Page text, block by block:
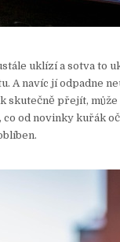
uklízí a sotva to
A navíc jí odpadne
skutečně přejít,
od novinky kuřák